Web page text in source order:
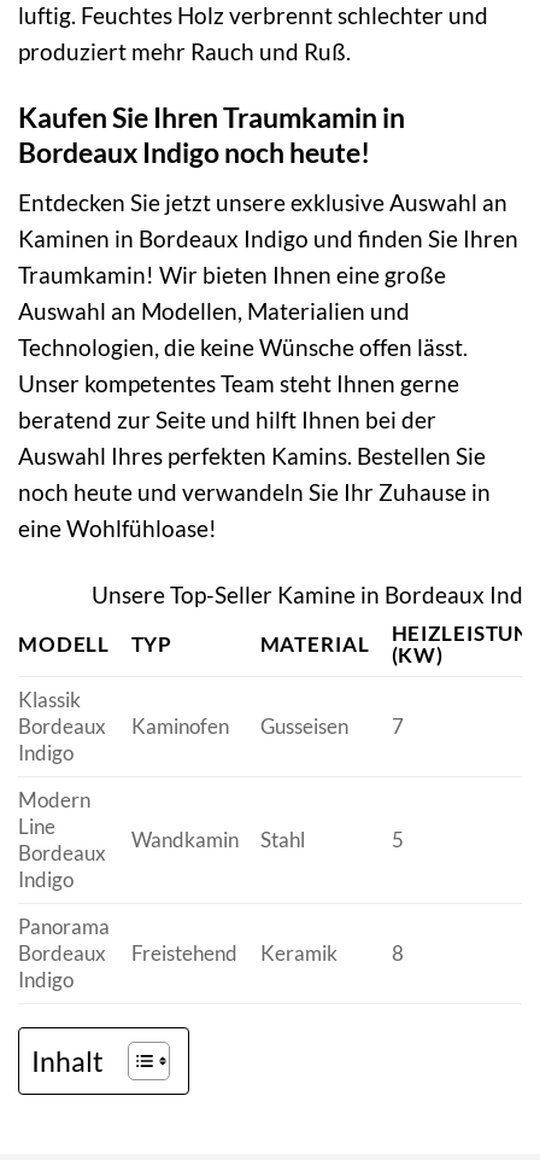
luftig. Feuchtes Holz verbrennt schlechter und
produziert mehr Rauch und Ruß.
Kaufen Sie Ihren Traumkamin in
Bordeaux Indigo noch heute!
Entdecken Sie jetzt unsere exklusive Auswahl an
Kaminen in Bordeaux Indigo und finden Sie Ihren
Traumkamin! Wir bieten Ihnen eine große
Auswahl an Modellen, Materialien und
Technologien, die keine Wünsche offen lässt.
Unser kompetentes Team steht Ihnen gerne
beratend zur Seite und hilft Ihnen bei der
Auswahl Ihres perfekten Kamins. Bestellen Sie
noch heute und verwandeln Sie Ihr Zuhause in
eine Wohlfühloase!
Unsere Top-Seller Kamine in Bordeaux
MODELL TYP MATERIAL
(KW)
Klassik
Bordeaux
Indigo
Kaminofen Gusseisen 7
Modern
Line
Bordeaux
Indigo
Wandkamin Stahl 5
Panorama
Bordeaux
Indigo
Freistehend Keramik 8
Inhalt